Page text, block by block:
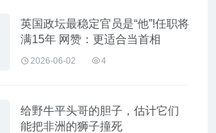
英国政坛最稳定官员是“他”!任职将
满15年 网赞：更适合当首相
2026-06-02 4
给野牛平头哥的胆子，估计它们
能把非洲的狮子撞死